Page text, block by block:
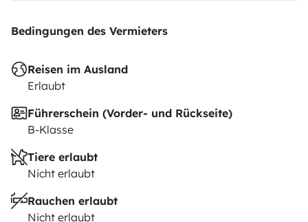
Bedingungen des Vermieters
Reisen im Ausland
Erlaubt
Führerschein (Vorder- und Rückseite)
B-Klasse
Tiere erlaubt
Nicht erlaubt
Rauchen erlaubt
Nicht erlaubt